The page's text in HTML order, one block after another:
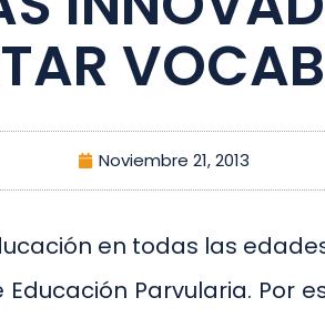
Noviembre 21, 2013
en todas las
Parvularia. Por